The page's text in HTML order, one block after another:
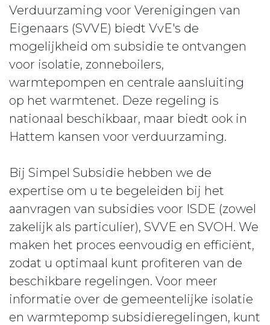
Verduurzaming voor Verenigingen van
Eigenaars (SVVE) biedt VvE's de
mogelijkheid om subsidie te ontvangen
voor isolatie, zonneboilers,
warmtepompen en centrale aansluiting
op het warmtenet. Deze regeling is
nationaal beschikbaar, maar biedt ook in
Hattem kansen voor verduurzaming.
Bij Simpel Subsidie hebben we de
expertise om u te begeleiden bij het
aanvragen van subsidies voor ISDE (zowel
zakelijk als particulier), SVVE en SVOH. We
maken het proces eenvoudig en efficiënt,
zodat u optimaal kunt profiteren van de
beschikbare regelingen. Voor meer
informatie over de gemeentelijke isolatie
en warmtepomp subsidieregelingen, kunt